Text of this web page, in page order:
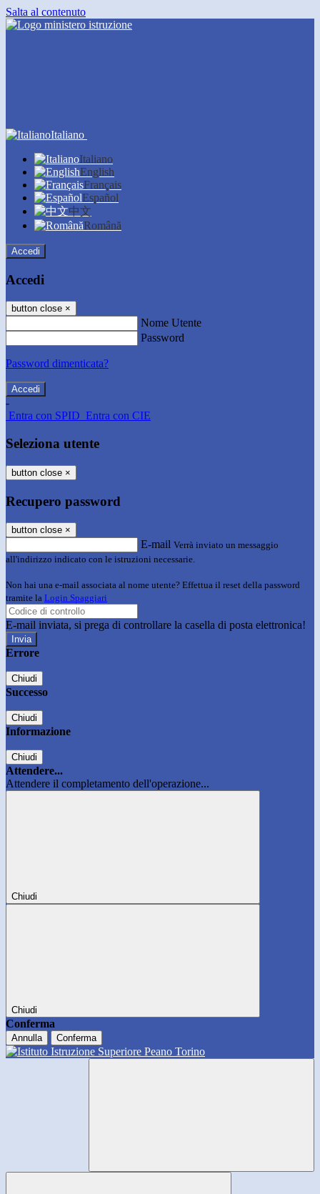
Salta al contenuto
Italiano
Italiano
English
Français
Español
中文
Română
Accedi
Accedi
button close ×
Nome Utente
Password
Password dimenticata?
-
Entra con SPID Entra con CIE
Seleziona utente
button close ×
Recupero password
button close ×
E-mail Verrà inviato un messaggio
all'indirizzo indicato con le istruzioni necessarie.
Non hai una e-mail associata al nome utente? Effettua il reset della password
tramite la Login Spaggiari
E-mail inviata, si prega di controllare la casella di posta elettronica!
Errore
Chiudi
Successo
Chiudi
Informazione
Chiudi
Attendere...
Attendere il completamento dell'operazione...
Chiudi
Chiudi
Conferma
Annulla Conferma